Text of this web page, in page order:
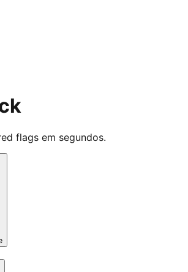
flags em segundos.